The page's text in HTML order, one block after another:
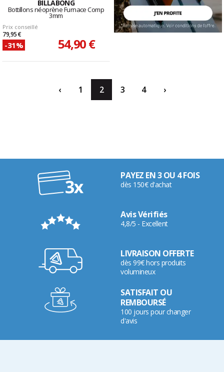
BILLABONG
Bottillons néoprène Furnace Comp
3mm
Prix conseillé
79,95 €
-31% 54,90 €
‹ 1 2 3 4 ›
PAYEZ EN 3 OU 4 FOIS
dès 150€ d'achat
Avis Vérifiés
4,8/5 - Excellent
LIVRAISON OFFERTE
dès 99€ hors produits
volumineux
SATISFAIT OU
REMBOURSÉ
100 jours pour changer
d'avis